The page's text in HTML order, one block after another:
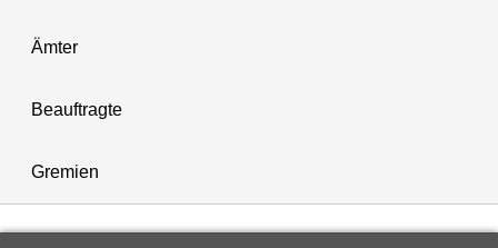
Ämter
Beauftragte
Gremien